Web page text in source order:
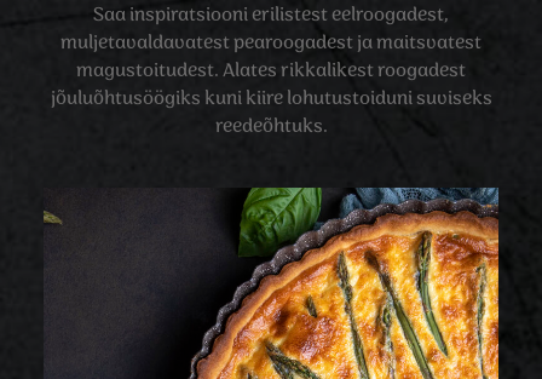
Saa inspiratsiooni erilistest eelroogadest,
muljetavaldavatest pearoogadest ja maitsvatest
magustoitudest. Alates rikkalikest roogadest
jõuluõhtusöögiks kuni kiire lohutustoiduni suviseks
reedeõhtuks.